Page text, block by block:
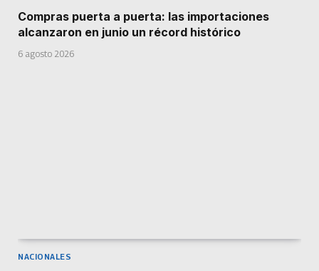
Compras puerta a puerta: las importaciones
alcanzaron en junio un récord histórico
6 agosto 2026
NACIONALES